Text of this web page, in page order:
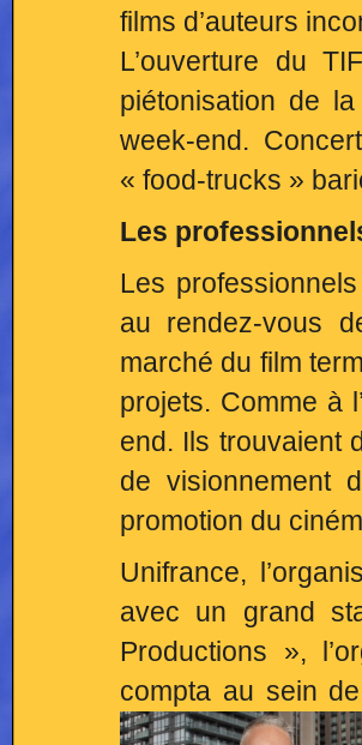
films d’auteurs
L’ouverture du
piétonisation de
week-end.
« food-trucks »
Les
Les
au rendez-vous
marché du film
projets. Comme à
end. Ils trouvaient
de visionnement
promotion du
Unifrance,
avec un grand
Productions »,
compta au sein